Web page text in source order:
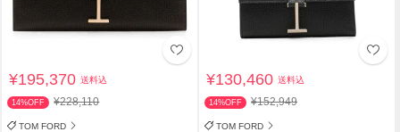
¥195,370送料込
14%OFF ¥228,110
TOM FORD
¥130,460送料込
14%OFF ¥152,949
TOM FORD